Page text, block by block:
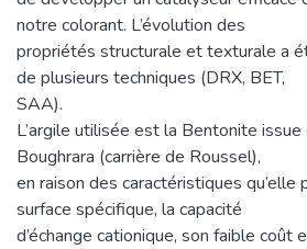
notre colorant. L’évolution des
propriétés structurale et texturale a
de plusieurs techniques (DRX, BET,
SAA).
L’argile utilisée est la Bentonite
Boughrara (carrière de Roussel),
en raison des caractéristiques
surface spécifique, la capacité
d’échange cationique, son faible coût